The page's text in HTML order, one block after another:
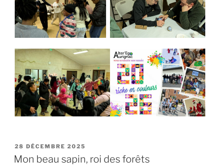
28 DÉCEMBRE 2025
Mon beau sapin, roi des forêts